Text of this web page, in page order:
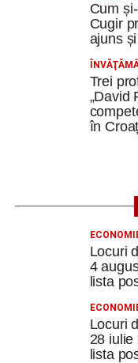
Cum
Cugir
ajuns
Trei
„David
în
Locuri
4
lista
Locuri
28 iulie
lista